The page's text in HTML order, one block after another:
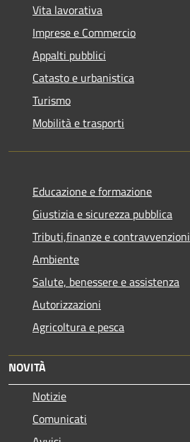
Vita lavorativa
Imprese e Commercio
Appalti pubblici
Catasto e urbanistica
Turismo
Mobilità e trasporti
Educazione e formazione
Giustizia e sicurezza pubblica
Tributi,finanze e contravvenzioni
Ambiente
Salute, benessere e assistenza
Autorizzazioni
Agricoltura e pesca
NOVITÀ
Notizie
Comunicati